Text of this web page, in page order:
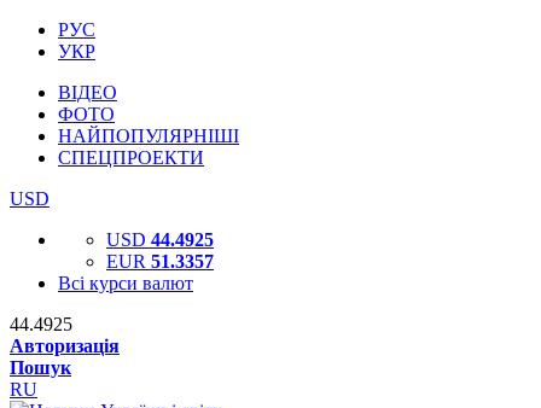
РУС
УКР
ВІДЕО
ФОТО
НАЙПОПУЛЯРНІШІ
СПЕЦПРОЕКТИ
USD
USD 44.4925
EUR 51.3357
Всі курси валют
44.4925
Авторизація
Пошук
RU